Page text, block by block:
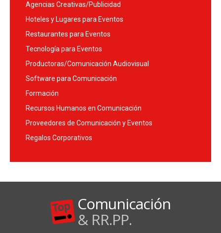
Agencias Creativas/Publicidad
Hoteles y Lugares para Eventos
Restaurantes para Eventos
Tecnología para Eventos
Productoras/Comunicación Audiovisual
Software para Comunicación
Formación
Recursos Humanos en Comunicación
Proveedores de Comunicación y Eventos
Regalos Corporativos
Comunicación
& RR.PP.